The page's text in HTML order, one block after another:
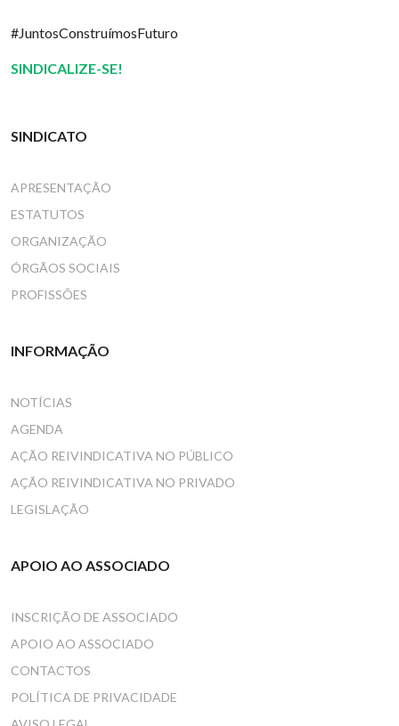
#JuntosConstruímosFuturo
SINDICALIZE-SE!
SINDICATO
APRESENTAÇÃO
ESTATUTOS
ORGANIZAÇÃO
ÓRGÃOS SOCIAIS
PROFISSÕES
INFORMAÇÃO
NOTÍCIAS
AGENDA
AÇÃO REIVINDICATIVA NO PÚBLICO
AÇÃO REIVINDICATIVA NO PRIVADO
LEGISLAÇÃO
APOIO AO ASSOCIADO
INSCRIÇÃO DE ASSOCIADO
APOIO AO ASSOCIADO
CONTACTOS
POLÍTICA DE PRIVACIDADE